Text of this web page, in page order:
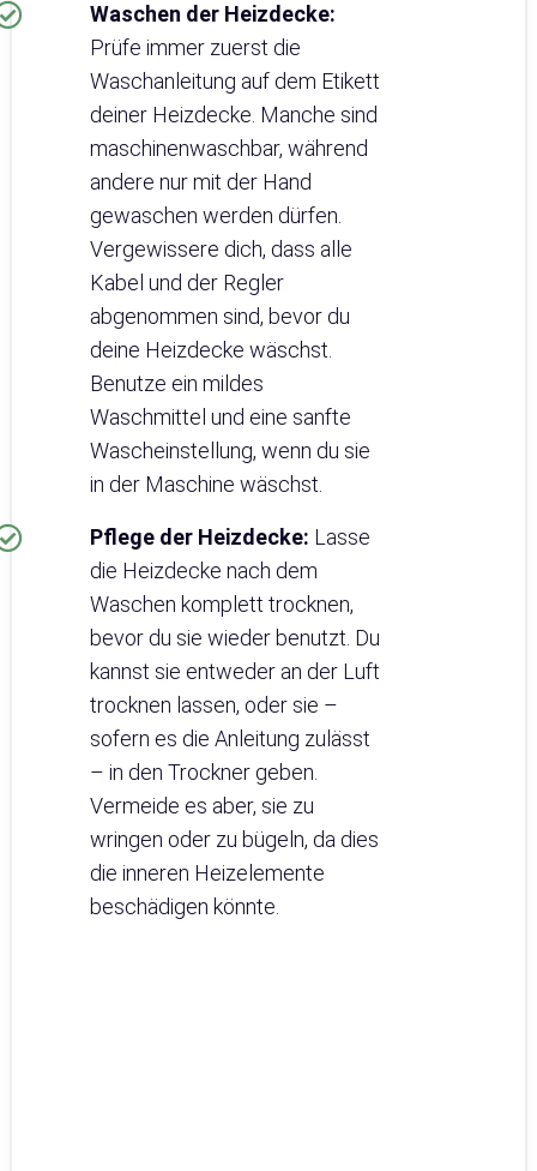
Waschen der Heizdecke:
Prüfe immer zuerst die
Waschanleitung auf dem Etikett
deiner Heizdecke. Manche sind
maschinenwaschbar, während
andere nur mit der Hand
gewaschen werden dürfen.
Vergewissere dich, dass alle
Kabel und der Regler
abgenommen sind, bevor du
deine Heizdecke wäschst.
Benutze ein mildes
Waschmittel und eine sanfte
Wascheinstellung, wenn du sie
in der Maschine wäschst.
Pflege der Heizdecke: Lasse
die Heizdecke nach dem
Waschen komplett trocknen,
bevor du sie wieder benutzt. Du
kannst sie entweder an der Luft
trocknen lassen, oder sie –
sofern es die Anleitung zulässt
– in den Trockner geben.
Vermeide es aber, sie zu
wringen oder zu bügeln, da dies
die inneren Heizelemente
beschädigen könnte.